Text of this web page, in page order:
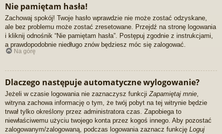
Nie pamiętam hasła!
Zachowaj spokój! Twoje hasło wprawdzie nie może zostać odzyskane,
ale bez problemu może zostać zresetowane. Przejdź na stronę logowania
i kliknij odnośnik “Nie pamiętam hasła”. Postępuj zgodnie z instrukcjami,
a prawdopodobnie niedługo znów będziesz móc się zalogować.
Na górę
Dlaczego następuje automatyczne wylogowanie?
Jeżeli w czasie logowania nie zaznaczysz funkcjiZapamiętaj mnie,
witryna zachowa informację o tym, że twój pobyt na tej witrynie będzie
trwał tylko określony przez administratora czas. Zapobiega to
niewłaściwemu użyciu twojego konta przez kogoś innego. Aby pozostać
zalogowanym/zalogowaną, podczas logowania zaznacz funkcję Loguj